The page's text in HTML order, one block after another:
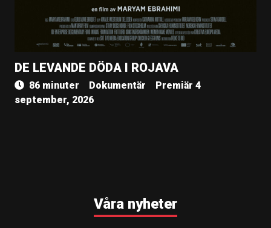
DE LEVANDE DÖDA I ROJAVA
86 minuter Dokumentär
Premiär 4
september, 2026
Våra nyheter